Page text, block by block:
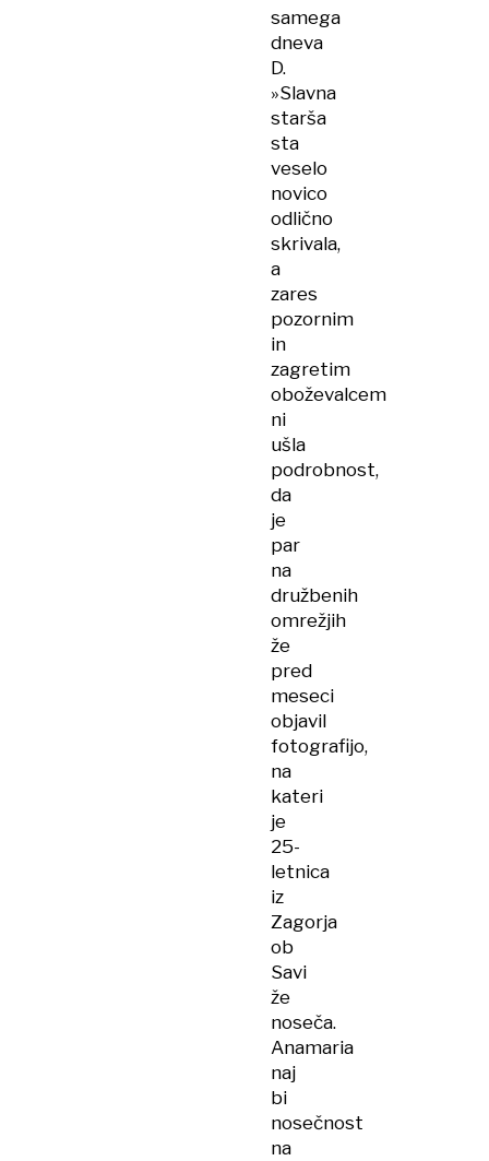
samega
dneva
D.
»Slavna
starša
sta
veselo
novico
odlično
skrivala,
a
zares
pozornim
in
zagretim
oboževalcem
ni
ušla
podrobnost,
da
je
par
na
družbenih
omrežjih
že
pred
meseci
objavil
fotografijo,
na
kateri
je
25-
letnica
iz
Zagorja
ob
Savi
že
noseča.
Anamaria
naj
bi
nosečnost
na